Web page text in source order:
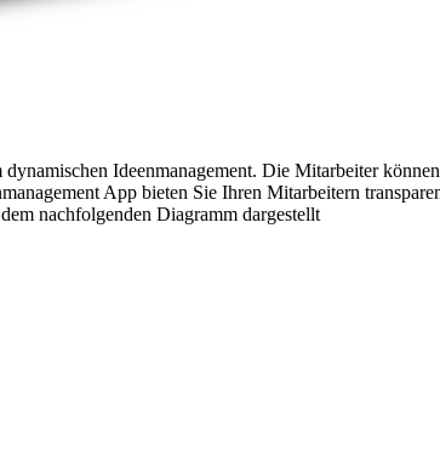
Ideenmanagement. Die Mitarbeiter
App bieten Sie Ihren Mitarbeitern
nachfolgenden Diagramm dargestellt